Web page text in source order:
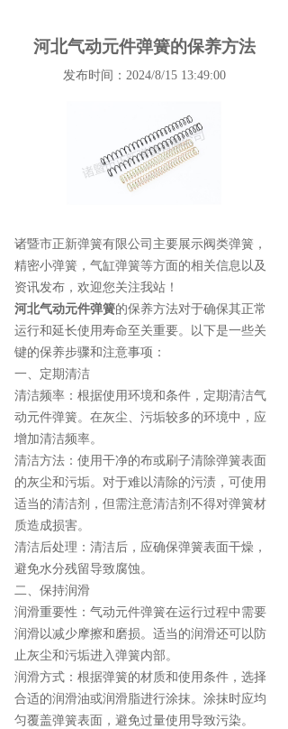
河北气动元件弹簧的保养方法
发布时间：2024/8/15 13:49:00
诸暨市正新弹簧有限公司主要展示阀类弹簧 ，
精密小弹簧，气缸弹簧等方面的相关信息以及
资讯发布，欢迎您关注我站！
河北气动元件弹簧的保养方法对于确保其正常
运行和延长使用寿命至关重要。以下是一些关
键的保养步骤和注意事项：
一、定期清洁
清洁频率：根据使用环境和条件，定期清洁气
动元件弹簧。在灰尘、污垢较多的环境中，应
增加清洁频率。
清洁方法：使用干净的布或刷子清除弹簧表面
的灰尘和污垢。对于难以清除的污渍，可使用
适当的清洁剂，但需注意清洁剂不得对弹簧材
质造成损害。
清洁后处理：清洁后，应确保弹簧表面干燥，
避免水分残留导致腐蚀。
二、保持润滑
润滑重要性：气动元件弹簧在运行过程中需要
润滑以减少摩擦和磨损。适当的润滑还可以防
止灰尘和污垢进入弹簧内部。
润滑方式：根据弹簧的材质和使用条件，选择
合适的润滑油或润滑脂进行涂抹。涂抹时应均
匀覆盖弹簧表面，避免过量使用导致污染。